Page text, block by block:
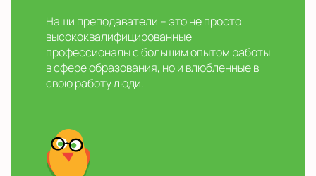
Наши преподаватели – это не просто
высококвалифицированные
профессионалы с большим опытом работы
в сфере образования, но и влюбленные в
свою работу люди.